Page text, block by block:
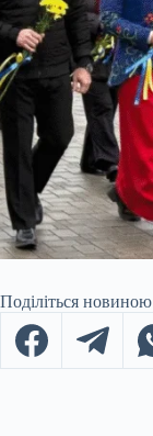
Поділіться новиною